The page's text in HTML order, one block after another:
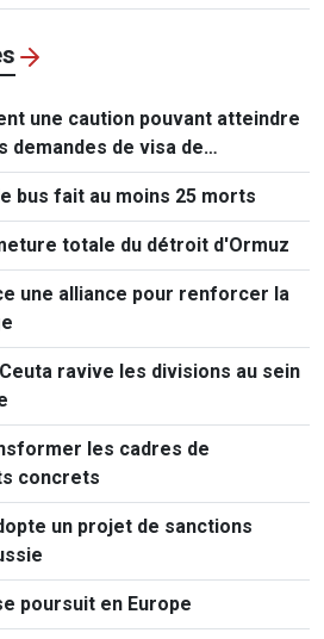
une caution pouvant atteindre
demandes de visa de
bus fait au moins 25 morts
totale du détroit d'Ormuz
une alliance pour renforcer la
ravive les divisions au sein
les cadres de
concrets
un projet de sanctions
poursuit en Europe